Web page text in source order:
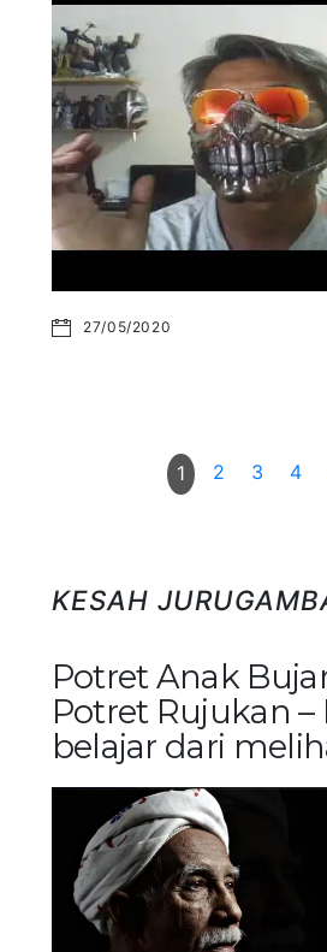
27/05/2020
1 2 3 4
KESAH
Potret Anak
Potret Rujukan –
belajar dari